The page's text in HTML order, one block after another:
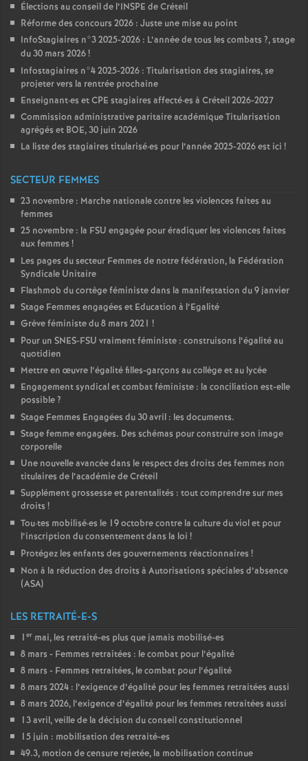
Élections au conseil de l’INSPE de Créteil
Réforme des concours 2026 : Juste une mise au point
InfoStagiaires n°3 2025-2026 : L’année de tous les combats ?, stage
du 30 mars 2026!
Infostagiaires n°4 2025-2026 : Titularisation des stagiaires, se
projeter vers la rentrée prochaine
Enseignant·es etCPE stagiaires affecté·es à Créteil 2026-2027
Commission administrative paritaire académique Titularisation
agrégés et BOE, 30 juin 2026
La liste des stagiaires titularisé·es pour l’année 2025-2026 est ici !
SECTEUR FEMMES
23 novembre : Marche nationale contre les violences faites au
femmes
25 novembre : la FSU engagée pour éradiquer les violences faites
aux femmes !
Les pages du secteur Femmes de notre fédération, la Fédération
Syndicale Unitaire
Flashmob du cortège féministe dans la manifestation du 9 janvier
Stage Femmes engagées et Education à l’Egalité
Grève féministe du 8 mars 2021 !
Pour un SNES-FSU vraiment féministe : construisons l’égalité au
quotidien
Mettre en œuvre l’égalité filles-garçons au collège et au lycée
Engagement syndical et combat féministe : la conciliation est-elle
possible?
Stage Femmes Engagées du 30 avril : les documents.
Stage femme engagées. Des schémas pour construire son image
corporelle
Une nouvelle avancée dans le respect des droits des femmes non
titulaires de l’académie de Créteil
Supplément grossesse et parentalités : tout comprendre sur mes
droits !
Tou·tes mobilisé·es le 19 octobre contre la culture du viol et pour
l’inscription du consentement dans la loi !
Protégez les enfants des gouvernements réactionnaires !
Non à la réduction des droits à Autorisations spéciales d’absence
(ASA)
LES RETRAITÉ-E-S
1 er mai, les retraité-es plus que jamais mobilisé-es
8 mars - Femmes retraitées : le combat pour l’égalité
8 mars - Femmes retraitées, le combat pour l’égalité
8 mars 2024 : l’exigence d’égalité pour les femmes retraitées aussi
8 mars 2026, l’exigence d’égalité pour les femmes retraitées aussi
13 avril, veille de la décision du conseil constitutionnel
15 juin : mobilisation des retraité-es
49.3, motion de censure rejetée, la mobilisation continue